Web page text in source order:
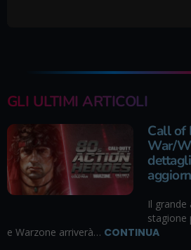
GLI ULTIMI ARTICOLI
Call of
War/
Il
stagione
e Warzone arriverà… CONTINUA